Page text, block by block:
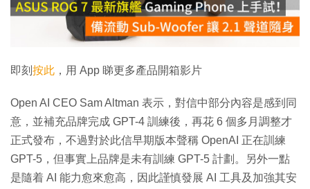
放
影
片
即刻 按此 ，用 App 睇更多產品開箱影片
Open AI CEO Sam Altman 表示，對信中部分內容是感到同
意，並補充品牌完成 GPT-4 訓練後，再花 6 個多月調整才
正式發布，不過對於此信早期版本聲稱 OpenAI 正在訓練
GPT-5，但事實上品牌是未有訓練 GPT-5 計劃。另外一點
是隨着 AI 能力愈來愈高，因此謹慎發展 AI 工具及加強其安